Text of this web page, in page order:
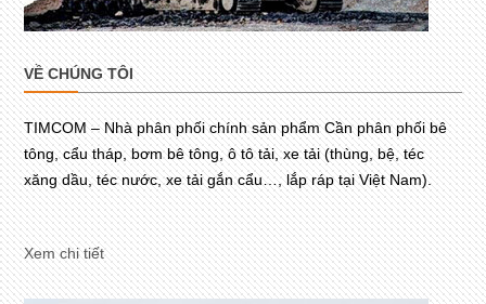
VỀ CHÚNG TÔI
TIMCOM – Nhà phân phối chính sản phẩm Cần phân phối bê
tông, cẩu tháp, bơm bê tông, ô tô tải, xe tải (thùng, bệ, téc
xăng dầu, téc nước, xe tải gắn cẩu…, lắp ráp tại Việt Nam).
Xem chi tiết